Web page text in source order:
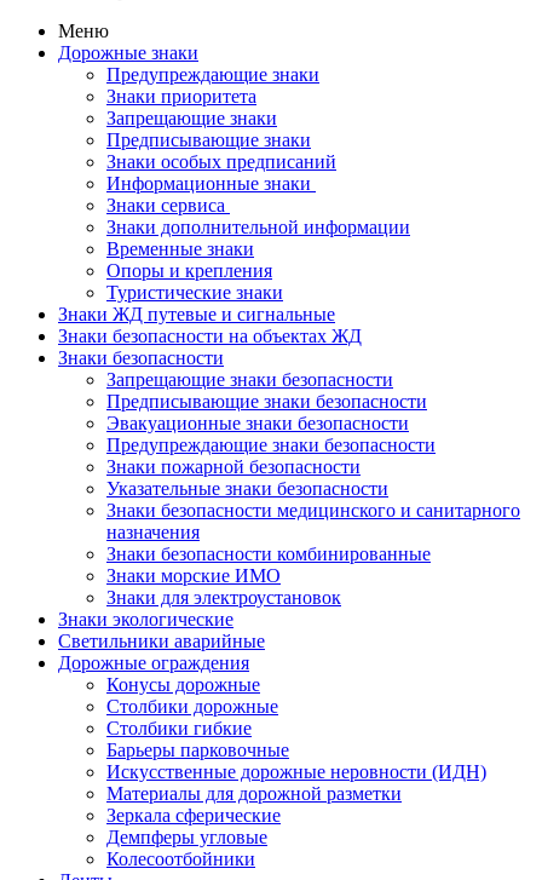
Меню
Дорожные знаки
Предупреждающие знаки
Знаки приоритета
Запрещающие знаки
Предписывающие знаки
Знаки особых предписаний
Информационные знаки
Знаки сервиса
Знаки дополнительной информации
Временные знаки
Опоры и крепления
Туристические знаки
Знаки ЖД путевые и сигнальные
Знаки безопасности на объектах ЖД
Знаки безопасности
Запрещающие знаки безопасности
Предписывающие знаки безопасности
Эвакуационные знаки безопасности
Предупреждающие знаки безопасности
Знаки пожарной безопасности
Указательные знаки безопасности
Знаки безопасности медицинского и санитарного
назначения
Знаки безопасности комбинированные
Знаки морские ИМО
Знаки для электроустановок
Знаки экологические
Светильники аварийные
Дорожные ограждения
Конусы дорожные
Столбики дорожные
Столбики гибкие
Барьеры парковочные
Искусственные дорожные неровности (ИДН)
Материалы для дорожной разметки
Зеркала сферические
Демпферы угловые
Колесоотбойники